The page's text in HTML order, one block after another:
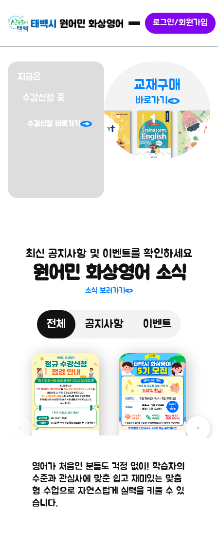
로그인/회원가입
슬라이드 2 / 3
지금은
수강신청 중
수강신청 바로가기
교재구매
바로가기
최신 공지사항 및 이벤트를 확인하세요
원어민 화상영어 소식
소식 보러가기
전체 공지사항 이벤트
정규수강신
청 점검안
내
2026.07.29
2026년 8
월 수강신
청(9,10월
2026.07.21
해외 현지 원어민 강사와 실시간으로 연결
되어 직접 영어로 대화를 나누며, 마치 현
지에 있는 듯한 생생한 수업이 진행됩니다.
실시간 화상 시스템을 통해 원어민 강사와
얼굴을 마주 보며 생생하고 몰입감 있게 영
어 대화를 나눌 수 있습니다.
영어가 처음인 분들도 걱정 없이! 학습자의
수준과 관심사에 맞춘 쉽고 재미있는 맞춤
형 수업으로 자연스럽게 실력을 키울 수 있
습니다.